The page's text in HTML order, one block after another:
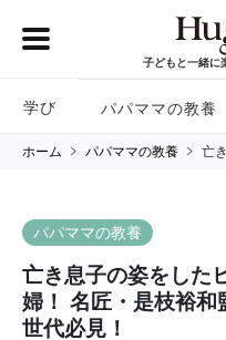
子どもと一緒に
学び パパママの教養
ホーム パパママの教養 亡
パパママの教養
亡き息子の姿をした
婦！ 名匠・是枝裕和
世代必見！